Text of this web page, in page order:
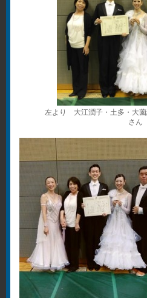
左より 大江潤子・土多・大
さん